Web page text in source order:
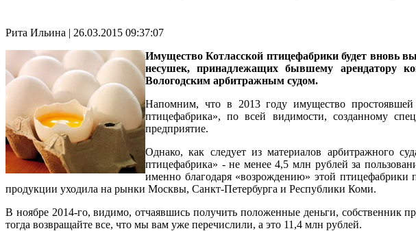
Рита Ильина | 26.03.2015 09:37:07
Имущество Котласской птицефабрики будет вновь
несушек, принадлежащих бывшему арендатору
Вологодским арбитражным судом.
Напомним, что в 2013 году имущество
птицефабрика», по всей видимости, созданному
предприятие.
Однако, как следует из материалов арбитражного
птицефабрика» - не менее 4,5 млн рублей за
именно благодаря «возрождению» этой птицефабрики
продукции уходила на рынки Москвы, Санкт-Петербурга и Республики Коми.
В ноябре 2014-го, видимо, отчаявшись получить положенные деньги, собственник
тогда возвращайте все, что мы вам уже перечислили, а это 11,4 млн рублей.